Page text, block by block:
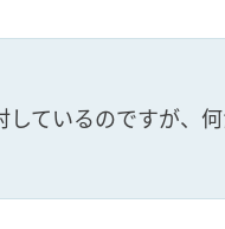
しているのですが、